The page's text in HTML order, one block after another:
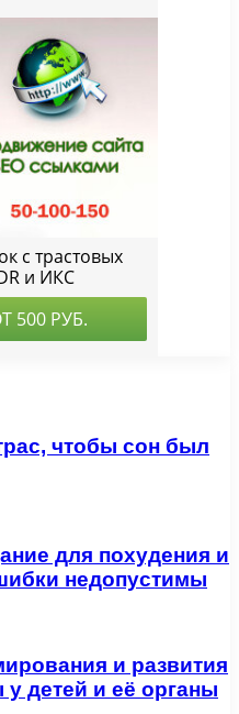
чтобы сон был
для похудения и
недопустимы
и развития
детей и её органы